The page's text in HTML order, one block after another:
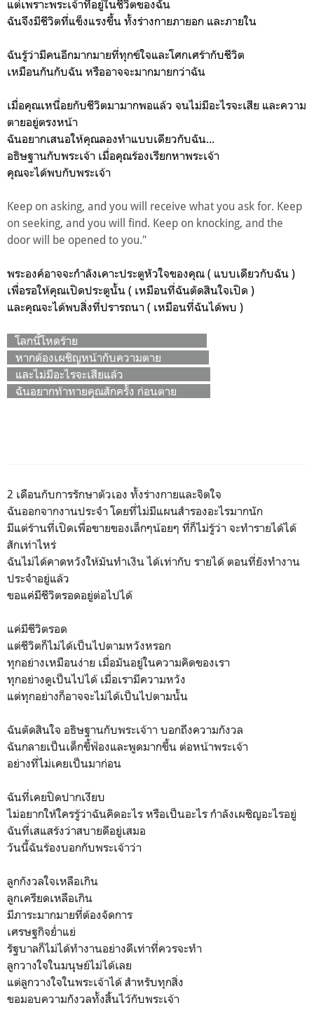
แต่เพราะพระเจ้าที่อยู่ในชีวิตของฉัน
ฉันจึงมีชีวิตที่แข็งแรงขึ้น ทั้งร่างกายภายอก และภายใน
ฉันรู้ว่ามีคนอีกมากมายที่ทุกข์ใจและโศกเศร้ากับชีวิต
เหมือนกันกับฉัน หรืออาจจะมากมายกว่าฉัน
เมื่อคุณเหนื่อยกับชีวิตมามากพอแล้ว จนไม่มีอะไรจะเสีย และความ
ตายอยู่ตรงหน้า
ฉันอยากเสนอให้คุณลองทำแบบเดียวกับฉัน...
อธิษฐานกับพระเจ้า เมื่อคุณร้องเรียกหาพระเจ้า
คุณจะได้พบกับพระเจ้า
Keep on asking, and you will receive what you ask for. Keep
on seeking, and you will find. Keep on knocking, and the
door will be opened to you."
พระองค์อาจจะกำลังเคาะประตูหัวใจของคุณ ( แบบเดียวกับฉัน )
เพื่อรอให้คุณเปิดประตูนั้น ( เหมือนที่ฉันตัดสินใจเปิด )
และคุณจะได้พบสิ่งที่ปรารถนา ( เหมือนที่ฉันได้พบ )
โลกนี้โหดร้าย
หากต้องเผชิญหน้ากับความตาย
และไม่มีอะไรจะเสียแล้ว
ฉันอยากท้าทายคุณสักครั้ง ก่อนตาย
2 เดือนกับการรักษาตัวเอง ทั้งร่างกายและจิตใจ
ฉันออกจากงานประจำ โดยที่ไม่มีแผนสำรองอะไรมากนัก
มีแต่ร้านที่เปิดเพื่อขายของเล็กๆน้อยๆ ที่ก็ไม่รู้ว่า จะทำรายได้ได้
สักเท่าไหร่
ฉันไม่ได้คาดหวังให้มันทำเงิน ได้เท่ากับ รายได้ ตอนที่ยังทำงาน
ประจำอยู่แล้ว
ขอแค่มีชีวิตรอดอยู่ต่อไปได้
แค่มีชีวิตรอด
แต่ชีวิตก็ไม่ได้เป็นไปตามหวังหรอก
ทุกอย่างเหมือนง่าย เมื่อมันอยู่ในความคิดของเรา
ทุกอย่างดูเป็นไปได้ เมื่อเรามีความหวัง
แต่ทุกอย่างก็อาจจะไม่ได้เป็นไปตามนั้น
ฉันตัดสินใจ อธิษฐานกับพระเจ้าา บอกถึงความกังวล
ฉันกลายเป็นเด็กขี้ฟ้องและพูดมากขึ้น ต่อหน้าพระเจ้า
อย่างที่ไม่เคยเป็นมาก่อน
ฉันที่เคยปิดปากเงียบ
ไม่อยากให้ใครรู้ว่าฉันคิดอะไร หรือเป็นอะไร กำลังเผชิญอะไรอยู่
ฉันที่เสแสร้งว่าสบายดีอยู่เสมอ
วันนี้ฉันร้องบอกกับพระเจ้าว่า
ลูกกังวลใจเหลือเกิน
ลูกเครียดเหลือเกิน
มีภาระมากมายที่ต้องจัดการ
เศรษฐกิจย่ำแย่
รัฐบาลก็ไม่ได้ทำงานอย่างดีเท่าที่ควรจะทำ
ลูกวางใจในมนุษย์ไม่ได้เลย
แต่ลูกวางใจในพระเจ้าได้ สำหรับทุกสิ่ง
ขอมอบความกังวลทั้งสิ้นไว้กับพระเจ้า